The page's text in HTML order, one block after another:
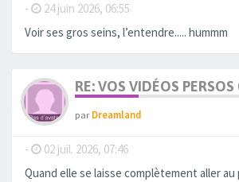
- 24 juin 2026, 06:55
Voir ses gros seins, l’entendre..... hummm
RE: VOS VIDÉOS
parDreamland
- 02 juil. 2026, 07:46
Quand elle se laisse complètement aller au